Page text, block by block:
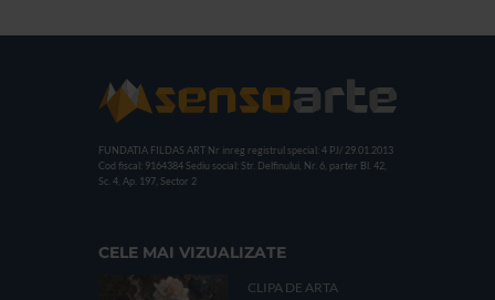
FUNDATIA FILDAS ART Nr inreg registrul special: 4 PJ/ 29.01.2013
Cod fiscal: 9164384 Sediu social: Str. Delfinului, Nr. 6, parter Bl. 42,
Sc. 4, Ap. 197, Sector 2
CELE MAI VIZUALIZATE
CLIPA DE ARTA